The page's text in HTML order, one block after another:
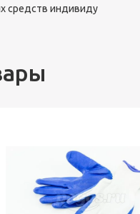
средств индивиду